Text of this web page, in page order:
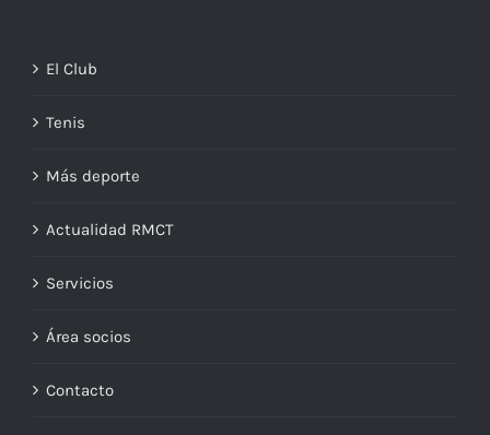
El Club
Tenis
Más deporte
Actualidad RMCT
Servicios
Área socios
Contacto